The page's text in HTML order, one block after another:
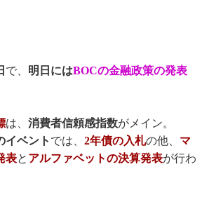
で、 明日にはBOCの金融政策の発表
は、 消費者信頼感指数がメイン。
イベント では、 2年債の入札の他、 マ
表と アルファベットの決算発表が行わ